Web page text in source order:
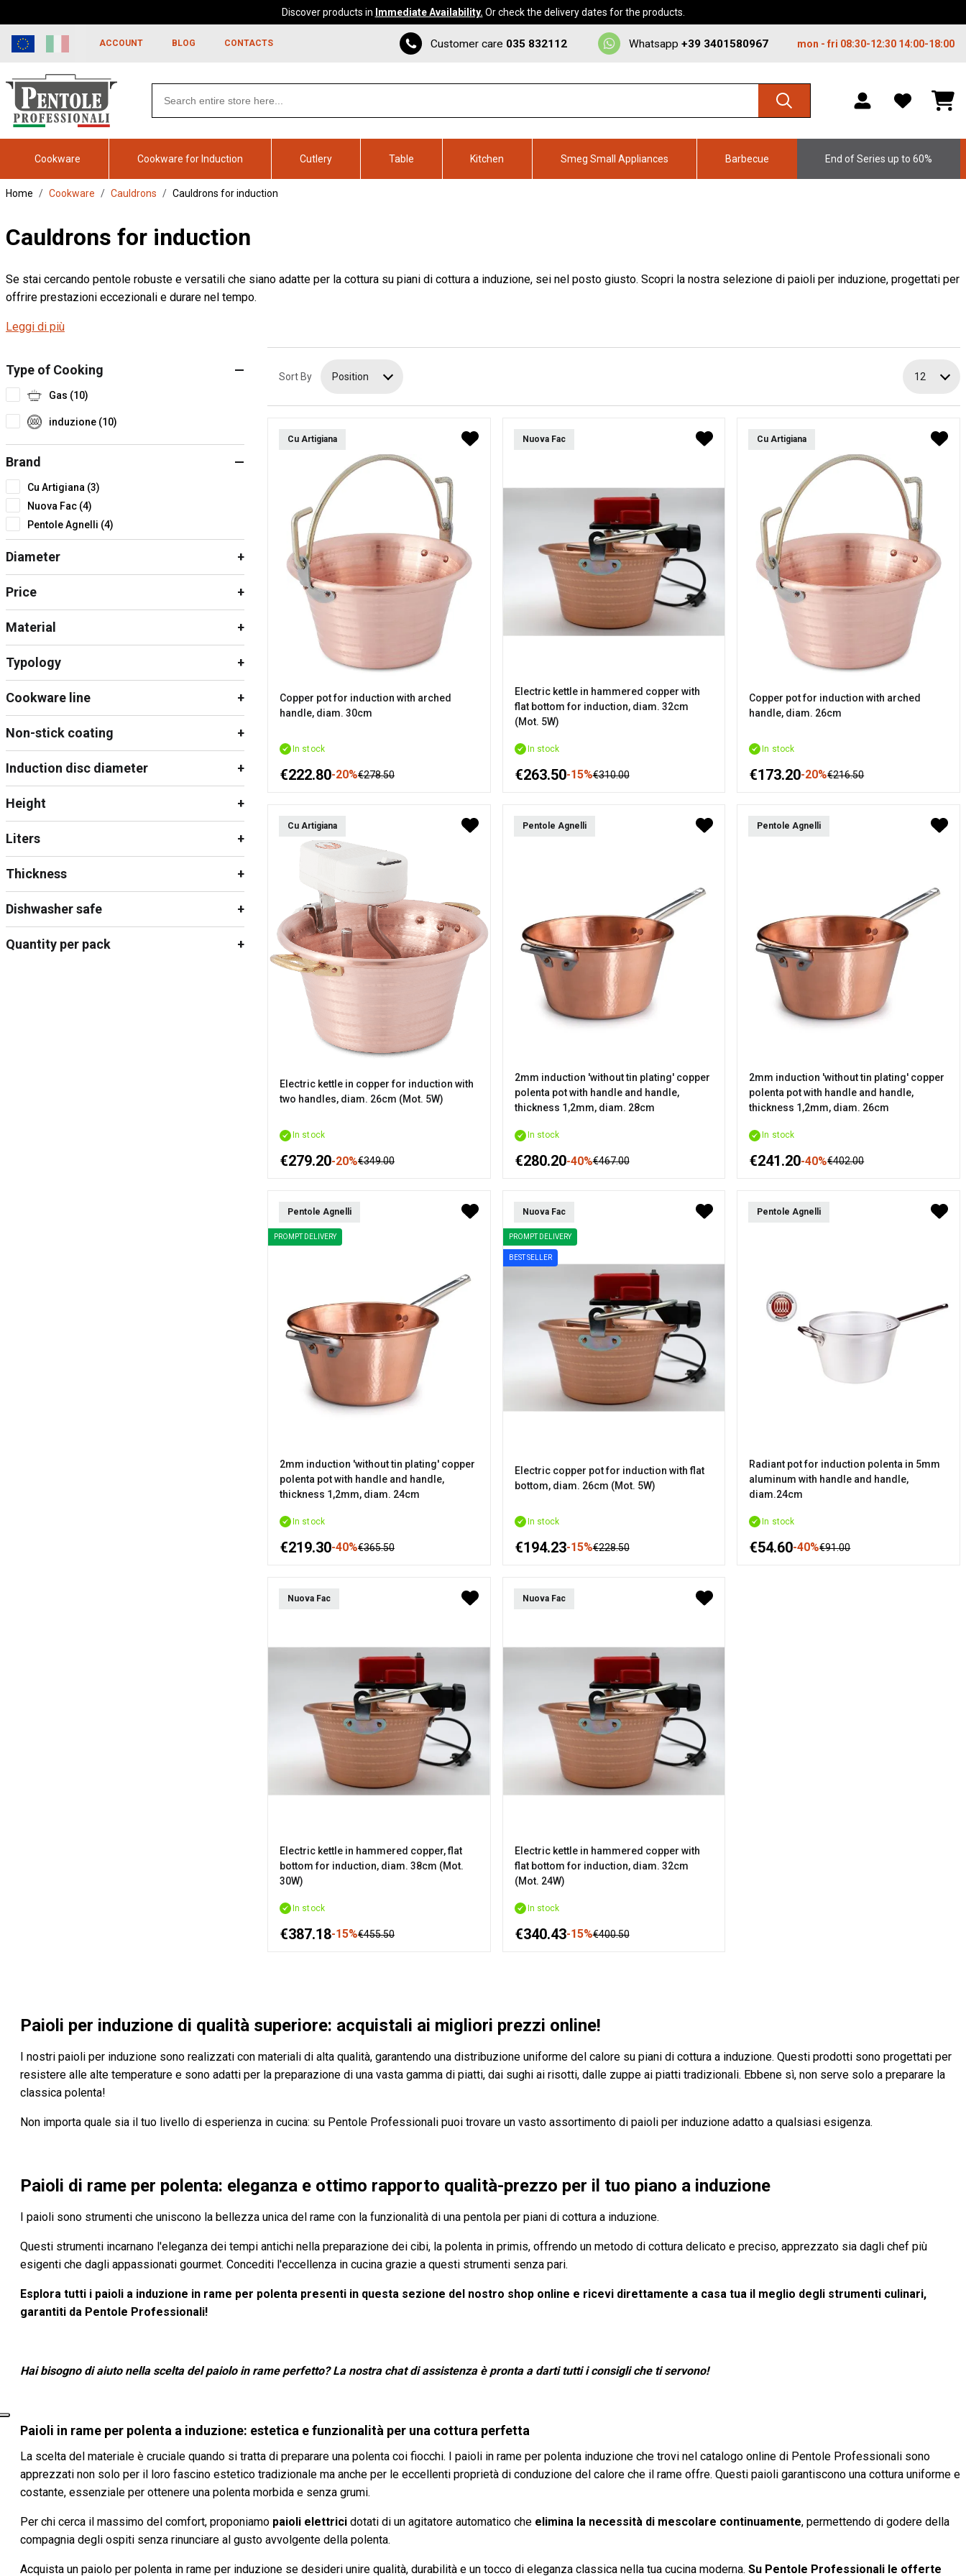
Discover products in Immediate Availability. Or check the delivery dates for the products.
ACCOUNT BLOG CONTACTS Customer care 035 832112 Whatsapp +39 3401580967 mon - fri 08:30-12:30 14:00-18:00
WISHLIST,
products
Cookware Cookware for Induction Cutlery Table Kitchen Smeg Small Appliances Barbecue End of Series up to 60%
Home Cookware Cauldrons Cauldrons for induction
Cauldrons for induction
Se stai cercando pentole robuste e versatili che siano adatte per la cottura su piani di cottura a induzione, sei nel posto giusto. Scopri la nostra selezione di paioli per induzione, progettati per
offrire prestazioni eccezionali e durare nel tempo.
Leggi di più
Sort By Position 12
Cu Artigiana
Copper pot for induction with arched
handle, diam. 30cm
In stock
€222.80 €278.50
-20%
Nuova Fac
Electric kettle in hammered copper with
flat bottom for induction, diam. 32cm
(Mot. 5W)
In stock
€263.50 €310.00
-15%
Cu Artigiana
Copper pot for induction with arched
handle, diam. 26cm
In stock
€173.20 €216.50
-20%
Cu Artigiana
Electric kettle in copper for induction with
two handles, diam. 26cm (Mot. 5W)
In stock
€279.20 €349.00
-20%
Pentole Agnelli
2mm induction 'without tin plating' copper
polenta pot with handle and handle,
thickness 1,2mm, diam. 28cm
In stock
€280.20 €467.00
-40%
Pentole Agnelli
2mm induction 'without tin plating' copper
polenta pot with handle and handle,
thickness 1,2mm, diam. 26cm
In stock
€241.20 €402.00
-40%
PROMPT DELIVERY
Pentole Agnelli
2mm induction 'without tin plating' copper
polenta pot with handle and handle,
thickness 1,2mm, diam. 24cm
In stock
€219.30 €365.50
-40%
PROMPT DELIVERY
BEST SELLER
Nuova Fac
Electric copper pot for induction with flat
bottom, diam. 26cm (Mot. 5W)
In stock
€194.23 €228.50
-15%
Pentole Agnelli
Radiant pot for induction polenta in 5mm
aluminum with handle and handle,
diam.24cm
In stock
€54.60 €91.00
-40%
Nuova Fac
Electric kettle in hammered copper, flat
bottom for induction, diam. 38cm (Mot.
30W)
In stock
€387.18 €455.50
-15%
Nuova Fac
Electric kettle in hammered copper with
flat bottom for induction, diam. 32cm
(Mot. 24W)
In stock
€340.43 €400.50
-15%
Type of Cooking
Gas (10)
induzione (10)
Brand
Cu Artigiana (3)
Nuova Fac (4)
Pentole Agnelli (4)
Diameter
Price
Material
Typology
Cookware line
Non-stick coating
Induction disc diameter
Height
Liters
Thickness
Dishwasher safe
Quantity per pack
Paioli per induzione di qualità superiore: acquistali ai migliori prezzi online!
I nostri paioli per induzione sono realizzati con materiali di alta qualità, garantendo una distribuzione uniforme del calore su piani di cottura a induzione. Questi prodotti sono progettati per
resistere alle alte temperature e sono adatti per la preparazione di una vasta gamma di piatti, dai sughi ai risotti, dalle zuppe ai piatti tradizionali. Ebbene sì, non serve solo a preparare la
classica polenta!
Non importa quale sia il tuo livello di esperienza in cucina: su Pentole Professionali puoi trovare un vasto assortimento di paioli per induzione adatto a qualsiasi esigenza.
Paioli di rame per polenta: eleganza e ottimo rapporto qualità-prezzo per il tuo piano a induzione
I paioli sono strumenti che uniscono la bellezza unica del rame con la funzionalità di una pentola per piani di cottura a induzione.
Questi strumenti incarnano l'eleganza dei tempi antichi nella preparazione dei cibi, la polenta in primis, offrendo un metodo di cottura delicato e preciso, apprezzato sia dagli chef più
esigenti che dagli appassionati gourmet. Concediti l'eccellenza in cucina grazie a questi strumenti senza pari.
Esplora tutti i paioli a induzione in rame per polenta presenti in questa sezione del nostro shop online e ricevi direttamente a casa tua il meglio degli strumenti culinari,
garantiti da Pentole Professionali!
Hai bisogno di aiuto nella scelta del paiolo in rame perfetto? La nostra chat di assistenza è pronta a darti tutti i consigli che ti servono!
Paioli in rame per polenta a induzione: estetica e funzionalità per una cottura perfetta
La scelta del materiale è cruciale quando si tratta di preparare una polenta coi fiocchi. I paioli in rame per polenta induzione che trovi nel catalogo online di Pentole Professionali sono
apprezzati non solo per il loro fascino estetico tradizionale ma anche per le eccellenti proprietà di conduzione del calore che il rame offre. Questi paioli garantiscono una cottura uniforme e
costante, essenziale per ottenere una polenta morbida e senza grumi.
Per chi cerca il massimo del comfort, proponiamo paioli elettrici dotati di un agitatore automatico che elimina la necessità di mescolare continuamente, permettendo di godere della
compagnia degli ospiti senza rinunciare al gusto avvolgente della polenta.
Acquista un paiolo per polenta in rame per induzione se desideri unire qualità, durabilità e un tocco di eleganza classica nella tua cucina moderna. Su Pentole Professionali le offerte